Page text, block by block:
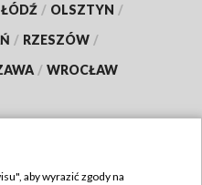
ŁÓDŹ / OLSZTYN /
/ RZESZÓW /
/ WROCŁAW
aby wyrazić zgody na